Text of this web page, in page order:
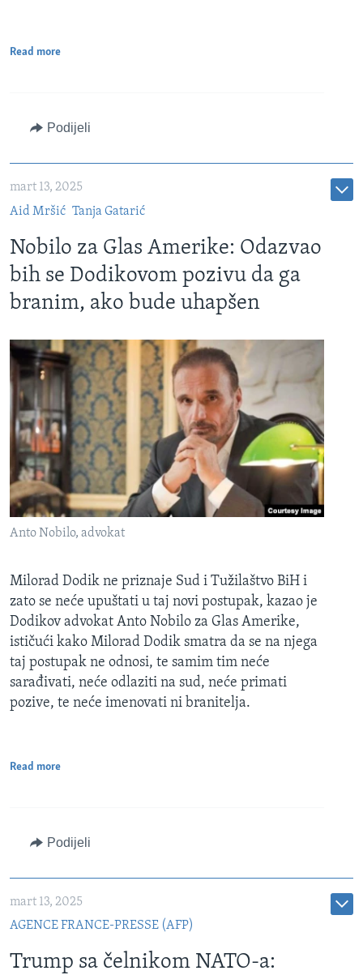
Read more
Podijeli
mart 13, 2025
Aid Mršić Tanja Gatarić
Nobilo za Glas Amerike: Odazvao
bih se Dodikovom pozivu da ga
branim, ako bude uhapšen
Anto Nobilo, advokat
Milorad Dodik ne priznaje Sud i Tužilaštvo BiH i
zato se neće upuštati u taj novi postupak, kazao je
Dodikov advokat Anto Nobilo za Glas Amerike,
ističući kako Milorad Dodik smatra da se na njega
taj postupak ne odnosi, te samim tim neće
sarađivati, neće odlaziti na sud, neće primati
pozive, te neće imenovati ni branitelja.
Read more
Podijeli
mart 13, 2025
AGENCE FRANCE-PRESSE (AFP)
Trump sa čelnikom NATO-a: